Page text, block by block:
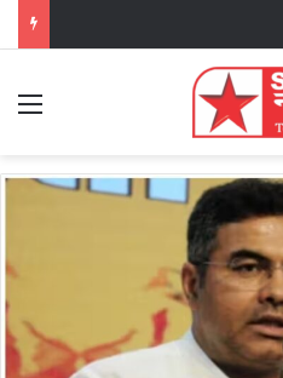
Menu